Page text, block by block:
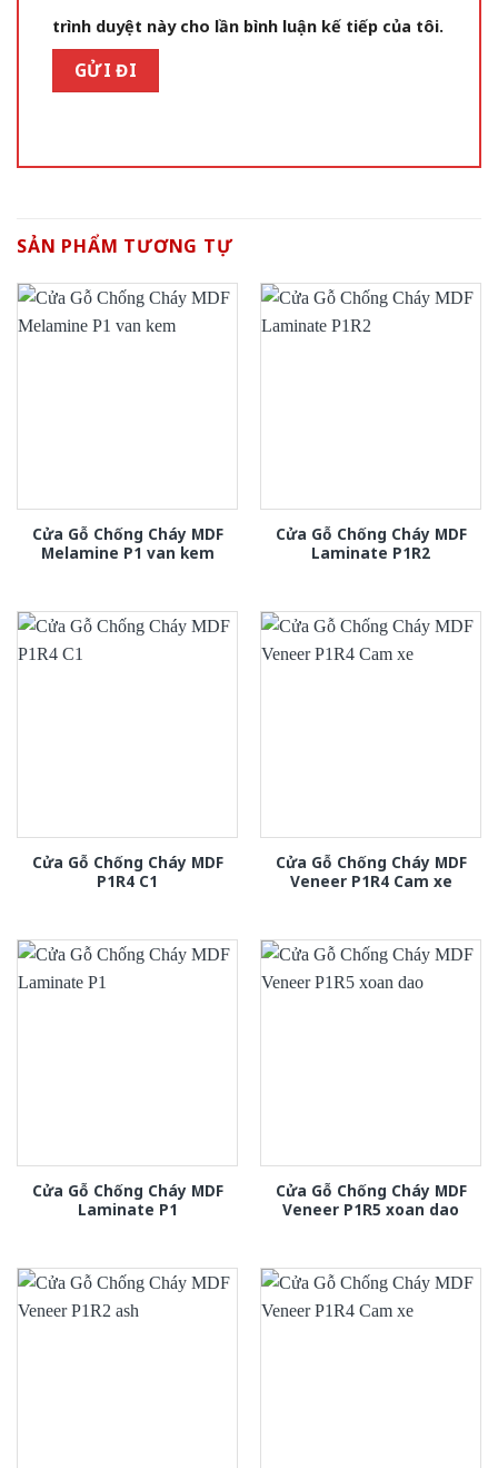
trình duyệt này cho lần bình luận kế tiếp của tôi.
SẢN PHẨM TƯƠNG TỰ
Cửa Gỗ Chống Cháy MDF
Melamine P1 van kem
Cửa Gỗ Chống Cháy MDF
Laminate P1R2
Cửa Gỗ Chống Cháy MDF
P1R4 C1
Cửa Gỗ Chống Cháy MDF
Veneer P1R4 Cam xe
Cửa Gỗ Chống Cháy MDF
Laminate P1
Cửa Gỗ Chống Cháy MDF
Veneer P1R5 xoan dao